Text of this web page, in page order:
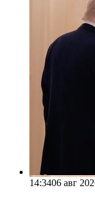
14:3406 авг